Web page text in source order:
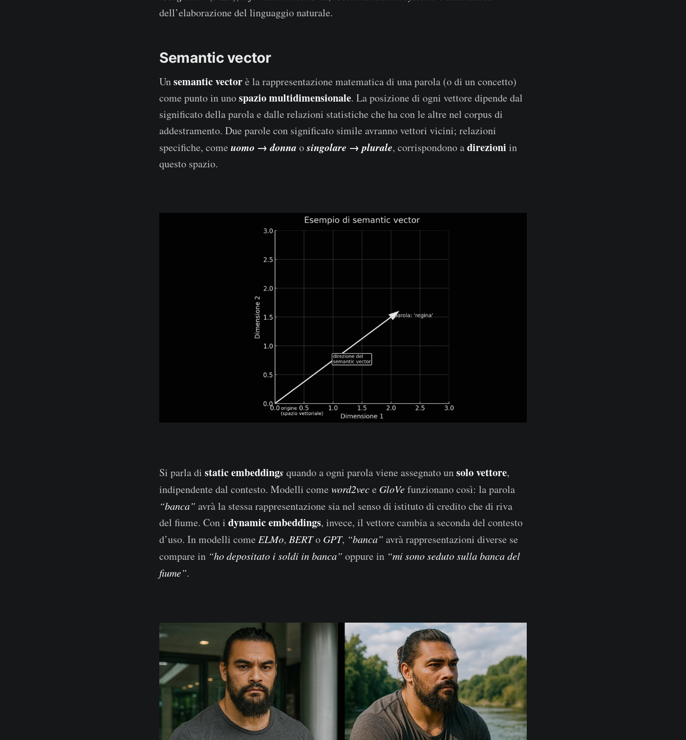
dell’elaborazione del linguaggio naturale.
Semantic vector
Unsemantic vectorè la rappresentazione matematica di una parola (o di un concetto)
come punto in unospazio multidimensionale. La posizione di ogni vettore dipende dal
significato della parola e dalle relazioni statistiche che ha con le altre nel corpus di
addestramento. Due parole con significato simile avranno vettori vicini; relazioni
specifiche, come uomo → donna osingolare → plurale, corrispondono adirezioni in
questo spazio.
Si parla di static embeddings quando a ogni parola viene assegnato unsolo vettore,
indipendente dal contesto. Modelli come word2vece GloVefunzionano così: la parola
“banca” avrà la stessa rappresentazione sia nel senso di istituto di credito che di riva
del fiume. Con i dynamic embeddings, invece, il vettore cambia a seconda del contesto
d’uso. In modelli come ELMo, BERTo GPT, “banca” avrà rappresentazioni diverse se
compare in “ho depositato i soldi in banca” oppure in “mi sono seduto sulla banca del
fiume”.